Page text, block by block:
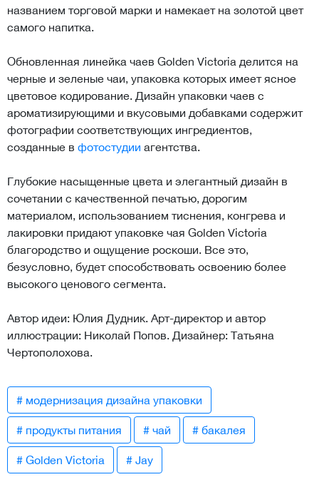
названием торговой марки и намекает на золотой цвет
самого напитка.
Обновленная линейка чаев Golden Victoria делится на
черные и зеленые чаи, упаковка которых имеет ясное
цветовое кодирование. Дизайн упаковки чаев с
ароматизирующими и вкусовыми добавками содержит
фотографии соответствующих ингредиентов,
созданные в фотостудии агентства.
Глубокие насыщенные цвета и элегантный дизайн в
сочетании с качественной печатью, дорогим
материалом, использованием тиснения, конгрева и
лакировки придают упаковке чая Golden Victoria
благородство и ощущение роскоши. Все это,
безусловно, будет способствовать освоению более
высокого ценового сегмента.
Автор идеи: Юлия Дудник. Арт-директор и автор
иллюстрации: Николай Попов. Дизайнер: Татьяна
Чертополохова.
# модернизация дизайна упаковки
# продукты питания # чай # бакалея
# Golden Victoria # Jay